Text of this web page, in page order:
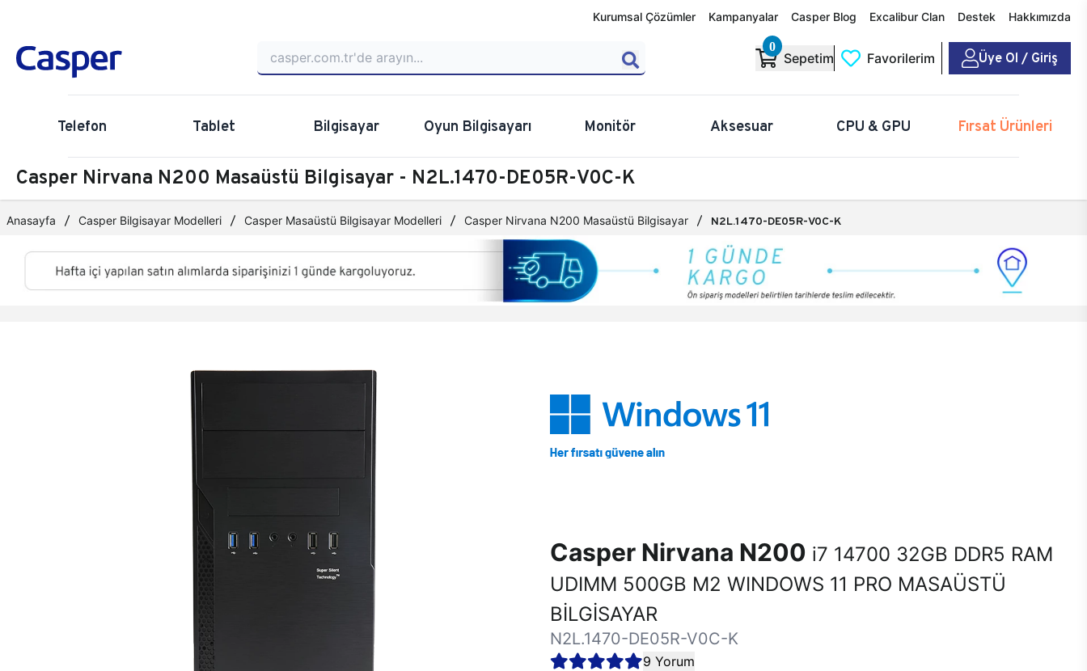
Kurumsal Çözümler Kampanyalar Casper Blog Excalibur Clan Destek Hakkımızda
0
Sepetim Favorilerim Üye Ol / Giriş
Telefon Tablet Bilgisayar Oyun Bilgisayarı Monitör Aksesuar CPU & GPU Fırsat Ürünleri
Casper Nirvana N200 Masaüstü Bilgisayar - N2L.1470-DE05R-V0C-K
Anasayfa Casper Bilgisayar Modelleri Casper Masaüstü Bilgisayar Modelleri Casper Nirvana N200 Masaüstü Bilgisayar N2L.1470-DE05R-V0C-K
Casper Nirvana N200 i7 14700 32GB DDR5 RAM
UDIMM 500GB M2 WINDOWS 11 PRO MASAÜSTÜ
BİLGİSAYAR
N2L.1470-DE05R-V0C-K
9 Yorum